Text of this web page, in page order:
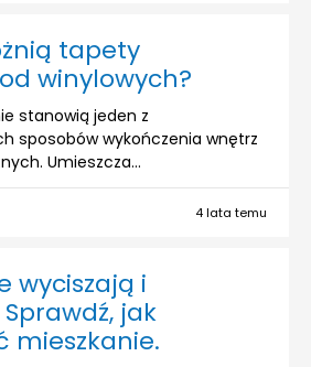
tapety
winylowych?
stanowią jeden z
sposobów wykończenia wnętrz
Umieszcza...
4 lata temu
wyciszają i
jak
mieszkanie.